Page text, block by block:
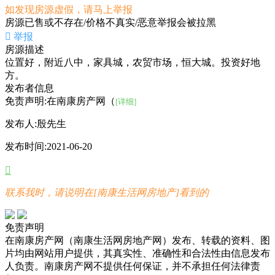
如发现房源虚假，请马上举报
房源已售或不存在/价格不真实/恶意举报会被拉黑
 举报
房源描述
位置好，附近八中，家具城，农贸市场，恒大城。投资好地
方。
发布者信息
免责声明:在南康房产网（ [详细]
发布人:殷先生
发布时间:2021-06-20

联系我时，请说明在[南康生活网房地产]看到的
免责声明
在南康房产网（南康生活网房地产网）发布、转载的资料、图
片均由网站用户提供，其真实性、准确性和合法性由信息发布
人负责。南康房产网不提供任何保证，并不承担任何法律责